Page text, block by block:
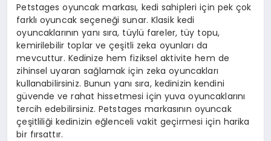
Petstages oyuncak markası, kedi sahipleri için pek çok
farklı oyuncak seçeneği sunar. Klasik kedi
oyuncaklarının yanı sıra, tüylü fareler, tüy topu,
kemirilebilir toplar ve çeşitli zeka oyunları da
mevcuttur. Kedinize hem fiziksel aktivite hem de
zihinsel uyaran sağlamak için zeka oyuncakları
kullanabilirsiniz. Bunun yanı sıra, kedinizin kendini
güvende ve rahat hissetmesi için yuva oyuncaklarını
tercih edebilirsiniz. Petstages markasının oyuncak
çeşitliliği kedinizin eğlenceli vakit geçirmesi için harika
bir fırsattır.